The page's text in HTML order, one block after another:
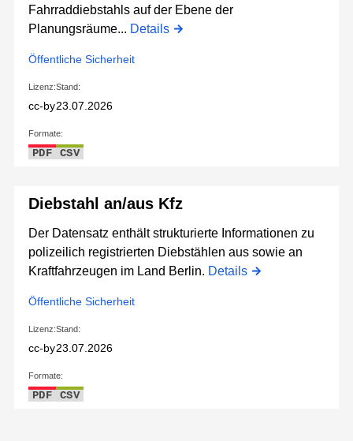
Fahrraddiebstahls auf der Ebene der
Planungsräume... Details
Öffentliche Sicherheit
Lizenz:
cc-by
Stand:
23.07.2026
Formate:
PDF CSV
Diebstahl an/aus Kfz
Der Datensatz enthält strukturierte Informationen zu
polizeilich registrierten Diebstählen aus sowie an
Kraftfahrzeugen im Land Berlin. Details
Öffentliche Sicherheit
Lizenz:
cc-by
Stand:
23.07.2026
Formate:
PDF CSV